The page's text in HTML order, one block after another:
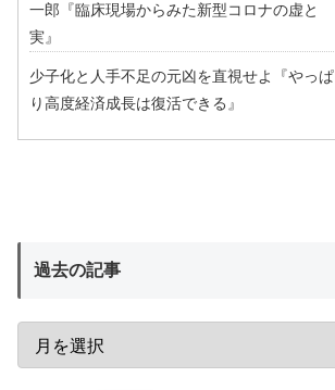
一郎『臨床現場からみた新型コロナの虚と
実』
少子化と人手不足の元凶を直視せよ『やっぱ
り高度経済成長は復活できる』
過去の記事